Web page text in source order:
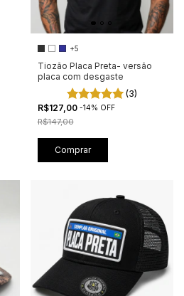
+5
Tiozão Placa Preta- versão
placa com desgaste
(3)
R$127,00 -14% OFF
R$147,00
Comprar